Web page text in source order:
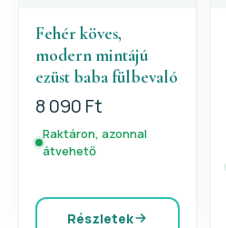
Fehér köves,
modern mintájú
ezüst baba fülbevaló
8 090 Ft
Raktáron, azonnal
átvehető
Részletek